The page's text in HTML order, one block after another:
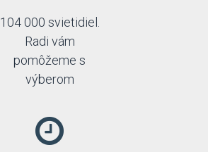
104 000 svietidiel.
Radi vám
pomôžeme s
výberom